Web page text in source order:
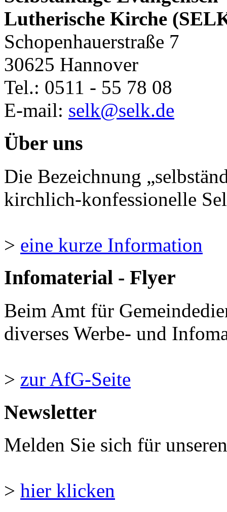
Lutherische Kirche
Schopenhauerstraße 7
30625 Hannover
Tel.: 0511 - 55 78 08
E-mail: selk@selk.de
Über uns
Die Bezeichnung
kirchlich-konfessionelle
> eine kurze Information
Infomaterial - Flyer
Beim Amt für
diverses Werbe- und
> zur AfG-Seite
Newsletter
Melden Sie sich für
> hier klicken